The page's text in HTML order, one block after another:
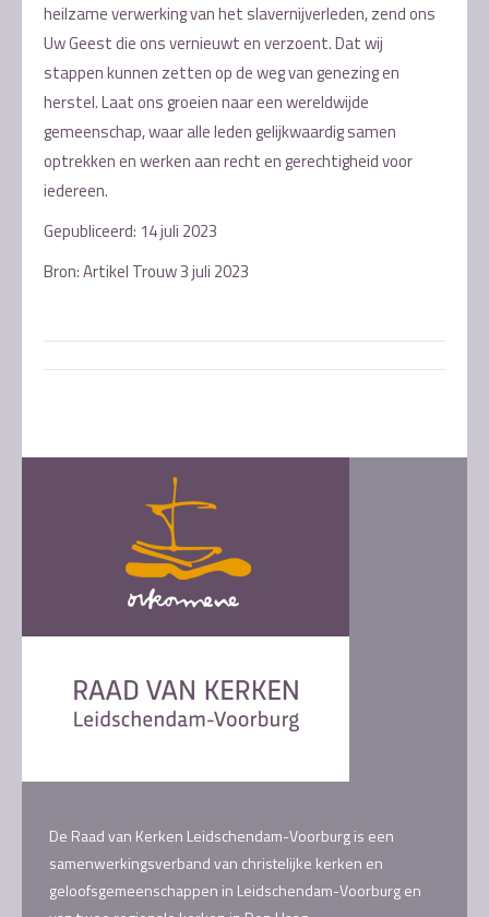
heilzame verwerking van het slavernijverleden, zend ons
Uw Geest die ons vernieuwt en verzoent. Dat wij
stappen kunnen zetten op de weg van genezing en
herstel. Laat ons groeien naar een wereldwijde
gemeenschap, waar alle leden gelijkwaardig samen
optrekken en werken aan recht en gerechtigheid voor
iedereen.
Gepubliceerd: 14 juli 2023
Bron: Artikel Trouw 3 juli 2023
Post
De Raad van Kerken Leidschendam-Voorburg is een
samenwerkingsverband van christelijke kerken en
geloofsgemeenschappen in Leidschendam-Voorburg en